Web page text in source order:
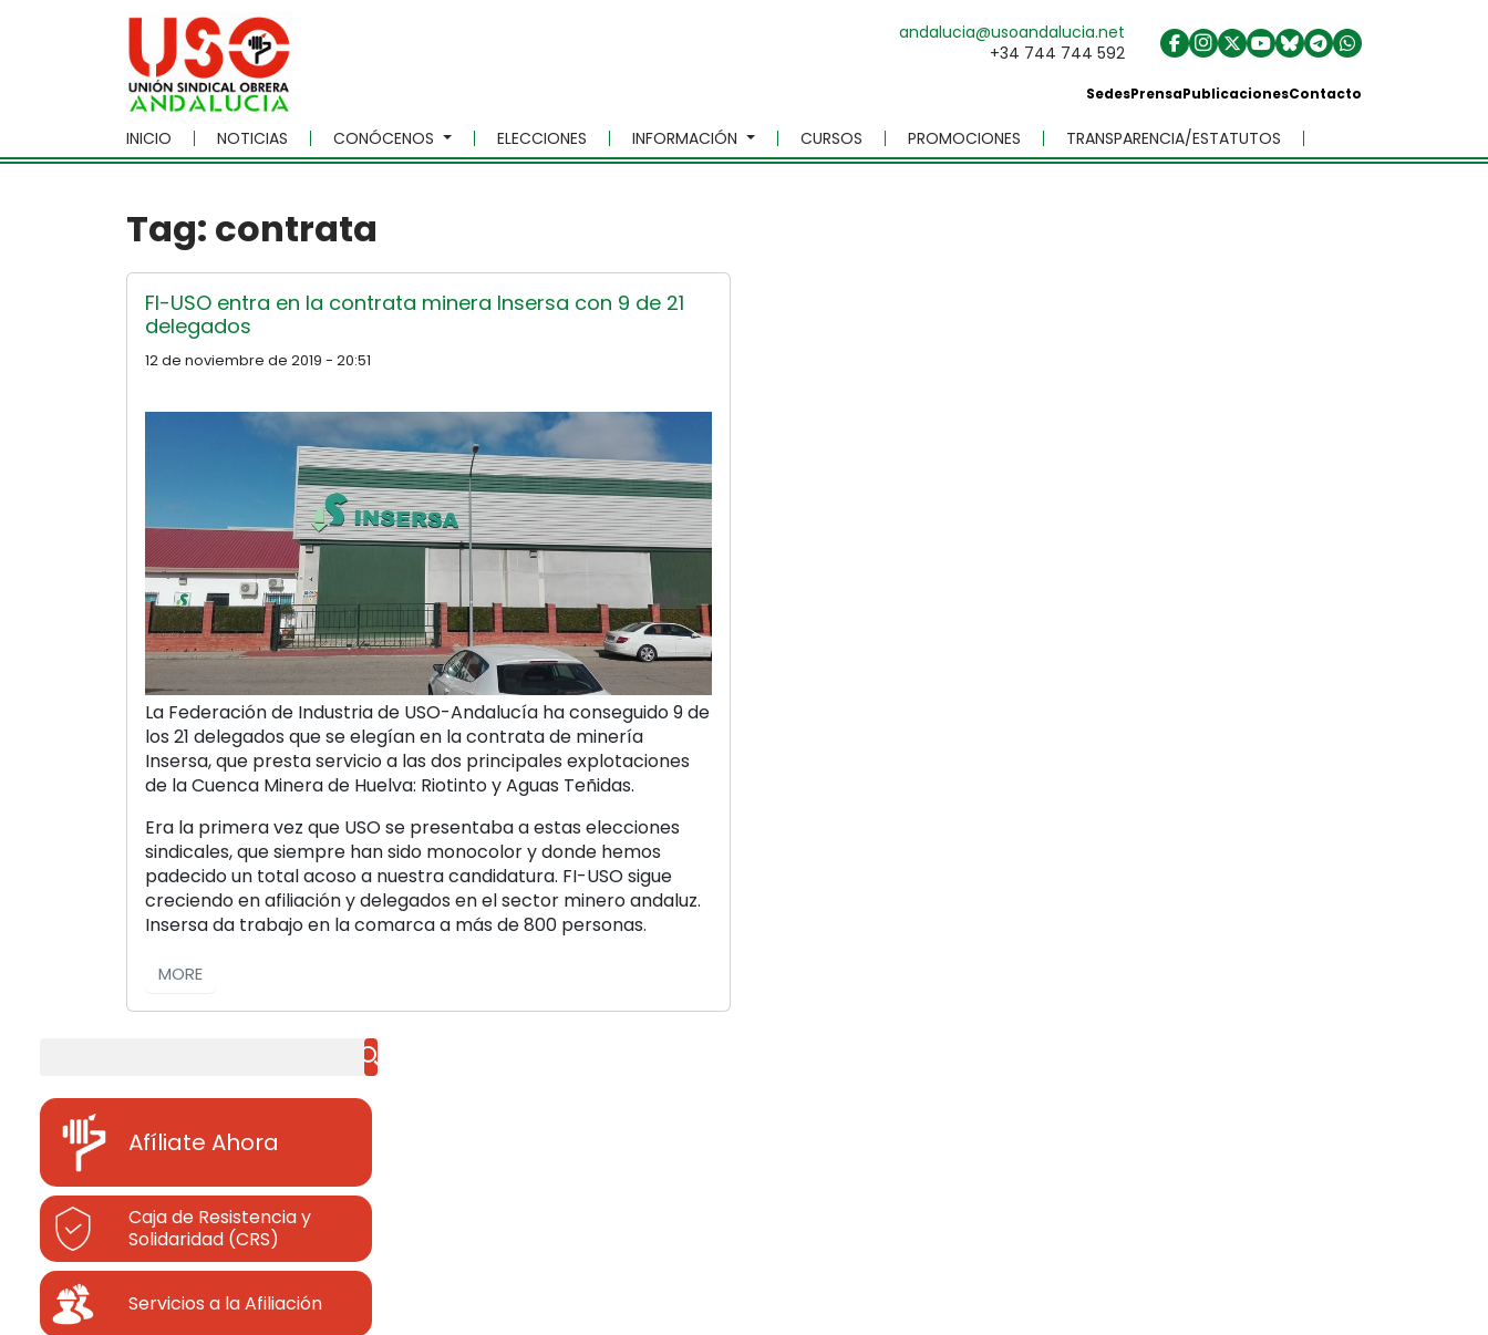
Skip to main content
andalucia@usoandalucia.net
+34 744 744 592
SedesPrensaPublicacionesContacto
INICIO NOTICIAS CONÓCENOS ELECCIONES INFORMACIÓN CURSOS PROMOCIONES TRANSPARENCIA/ESTATUTOS
Tag: contrata
FI-USO entra en la contrata minera Insersa con 9 de 21
delegados
12 de noviembre de 2019 - 20:51
La Federación de Industria de USO-Andalucía ha conseguido 9 de
los 21 delegados que se elegían en la contrata de minería
Insersa, que presta servicio a las dos principales explotaciones
de la Cuenca Minera de Huelva: Riotinto y Aguas Teñidas.
Era la primera vez que USO se presentaba a estas elecciones
sindicales, que siempre han sido monocolor y donde hemos
padecido un total acoso a nuestra candidatura. FI-USO sigue
creciendo en afiliación y delegados en el sector minero andaluz.
Insersa da trabajo en la comarca a más de 800 personas.
MORE
Afíliate Ahora
Caja de Resistencia y
Solidaridad (CRS)
Servicios a la Afiliación